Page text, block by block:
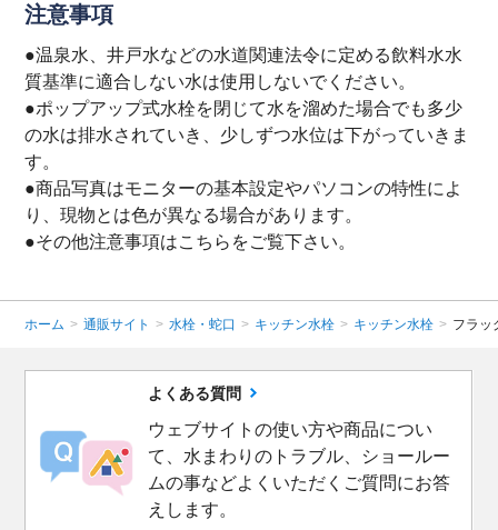
注意事項
●温泉水、井戸水などの水道関連法令に定める飲料水水
質基準に適合しない水は使用しないでください。
●ポップアップ式水栓を閉じて水を溜めた場合でも多少
の水は排水されていき、少しずつ水位は下がっていきま
す。
●商品写真はモニターの基本設定やパソコンの特性によ
り、現物とは色が異なる場合があります。
●その他注意事項はこちら をご覧下さい。
ホーム > 通販サイト > 水栓・蛇口 > キッチン水栓 > キッチン水栓 > フラッ
よくある質問
ウェブサイトの使い方や商品につい
て、水まわりのトラブル、ショールー
ムの事などよくいただくご質問にお答
えします。